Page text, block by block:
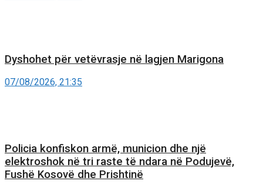
Dyshohet për vetëvrasje në lagjen Marigona
07/08/2026, 21:35
Policia konfiskon armë, municion dhe një
elektroshok në tri raste të ndara në Podujevë,
Fushë Kosovë dhe Prishtinë